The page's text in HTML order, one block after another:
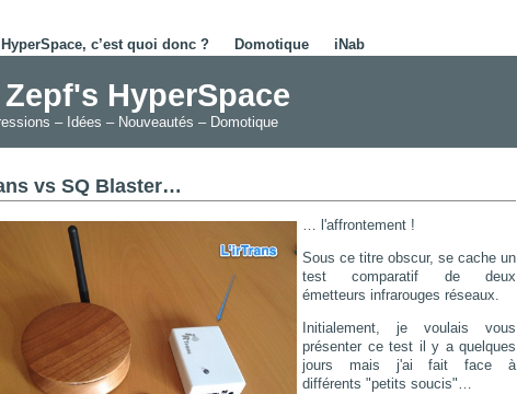
c’est quoi donc ? Domotique iNab
Zepf's HyperSpace
– Idées – Nouveautés – Domotique
vs SQ Blaster…
… l'affrontement !
Sous ce titre obscur, se cache un
test comparatif de deux
émetteurs infrarouges réseaux.
Initialement, je voulais vous
présenter ce test il y a quelques
jours mais j'ai fait face à
différents "petits soucis"…